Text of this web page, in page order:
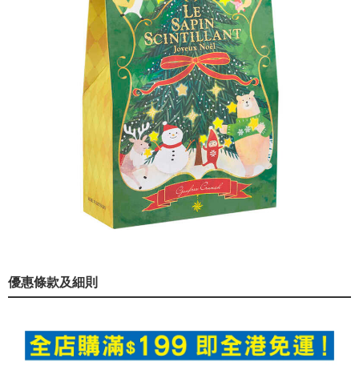
優惠條款及細則